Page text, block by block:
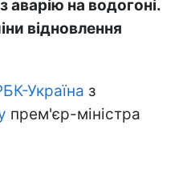
на водогоні.
відновлення
Україна з
прем'єр-міністра